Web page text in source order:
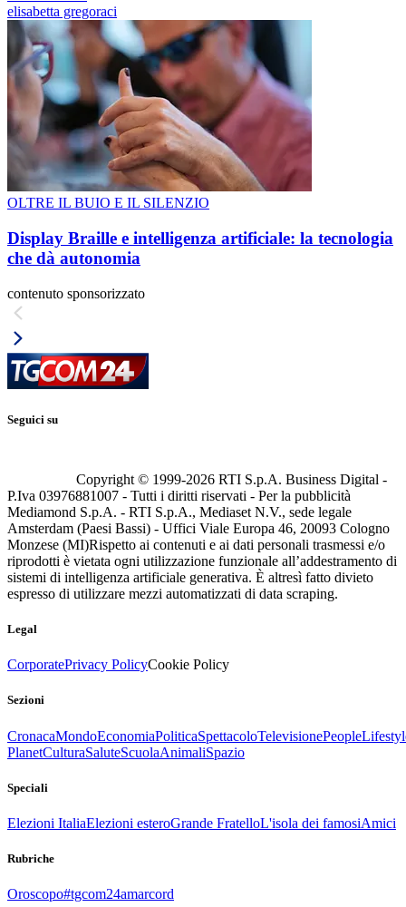
elisabetta gregoraci
OLTRE IL BUIO E IL SILENZIO
Display Braille e intelligenza artificiale: la tecnologia
che dà autonomia
contenuto sponsorizzato
Seguici su
Copyright © 1999-2026 RTI S.p.A. Business Digital -
P.Iva 03976881007 - Tutti i diritti riservati - Per la pubblicità
Mediamond S.p.A. - RTI S.p.A., Mediaset N.V., sede legale
Amsterdam (Paesi Bassi) - Uffici Viale Europa 46, 20093 Cologno
Monzese (MI)Rispetto ai contenuti e ai dati personali trasmessi e/o
riprodotti è vietata ogni utilizzazione funzionale all’addestramento di
sistemi di intelligenza artificiale generativa. È altresì fatto divieto
espresso di utilizzare mezzi automatizzati di data scraping.
Legal
CorporatePrivacy PolicyCookie Policy
Sezioni
CronacaMondoEconomiaPoliticaSpettacoloTelevisionePeople
PlanetCulturaSaluteScuolaAnimaliSpazio
Speciali
Elezioni ItaliaElezioni esteroGrande FratelloL'isola dei famosiAmici
Rubriche
Oroscopo#tgcom24amarcord